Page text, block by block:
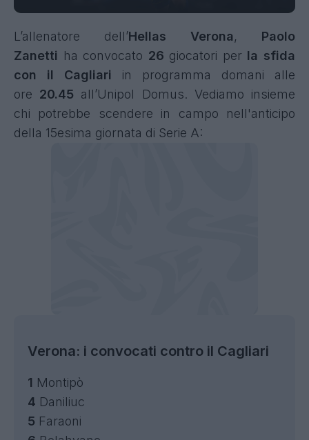
L’allenatore dell’Hellas Verona,
Paolo
Zanetti ha convocato 26 giocatori per la sfida
con il Cagliari
in programma domani alle
ore 20.45 all’Unipol Domus. Vediamo insieme
chi potrebbe scendere in campo nell'anticipo
della 15esima giornata di Serie A:
Verona: i convocati contro il Cagliari
1 Montipò
4 Daniliuc
5 Faraoni